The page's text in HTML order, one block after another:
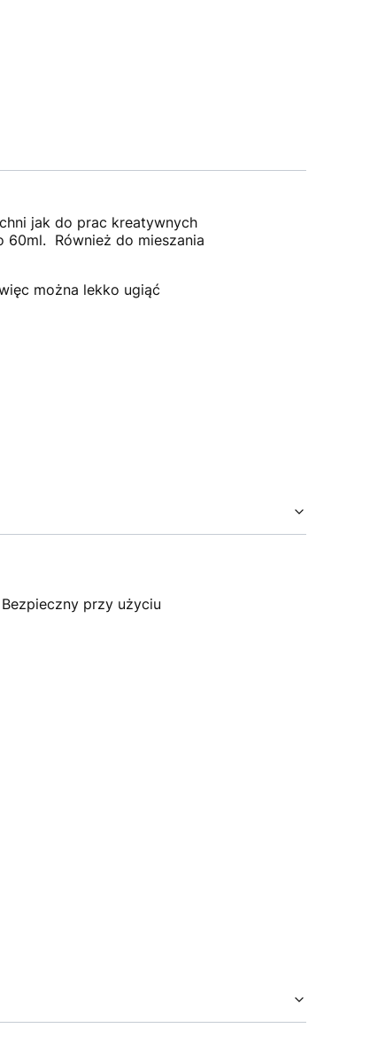
jak do prac kreatywnych
60ml. Również do mieszania
można lekko ugiąć
przy użyciu